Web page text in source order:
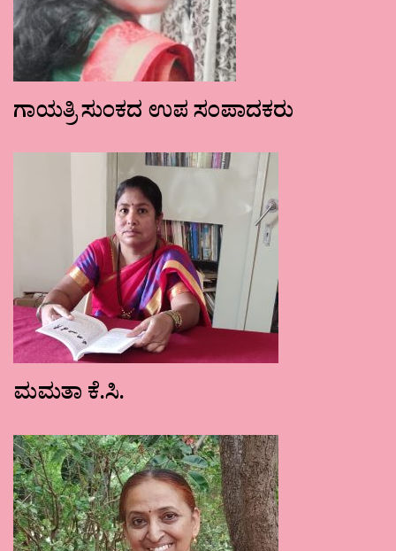
ಗಾಯತ್ರಿ ಸುಂಕದ ಉಪ ಸಂಪಾದಕರು
ಮಮತಾ ಕೆ.ಸಿ.